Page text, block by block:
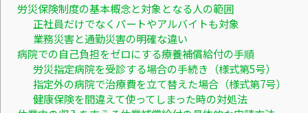
労災保険制度の基本概念と対象となる人の範囲
正社員だけでなくパートやアルバイトも対象
業務災害と通勤災害の明確な違い
病院での自己負担をゼロにする療養補償給付の手順
労災指定病院を受診する場合の手続き（様式第5号）
指定外の病院で治療費を立て替えた場合（様式第7号）
健康保険を間違えて使ってしまった時の対処法